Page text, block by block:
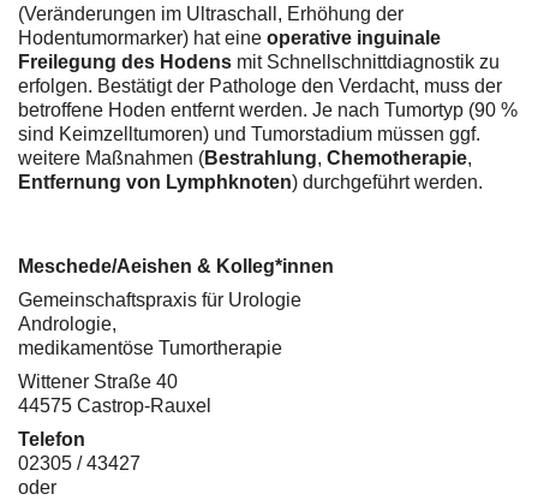
(Veränderungen im Ultraschall, Erhöhung der
Hodentumormarker) hat eine operative inguinale
Freilegung des Hodens mit Schnellschnittdiagnostik zu
erfolgen. Bestätigt der Pathologe den Verdacht, muss der
betroffene Hoden entfernt werden. Je nach Tumortyp (90 %
sind Keimzelltumoren) und Tumorstadium müssen ggf.
weitere Maßnahmen (Bestrahlung, Chemotherapie,
Entfernung von Lymphknoten) durchgeführt werden.
Meschede/Aeishen & Kolleg*innen
Gemeinschaftspraxis für Urologie
Andrologie,
medikamentöse Tumortherapie
Wittener Straße 40
44575 Castrop-Rauxel
Telefon
02305 / 43427
oder